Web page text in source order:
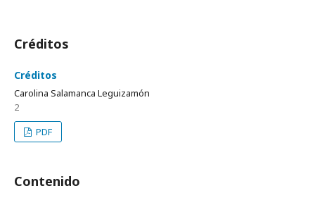
Créditos
Créditos
Carolina Salamanca Leguizamón
2
PDF
Contenido